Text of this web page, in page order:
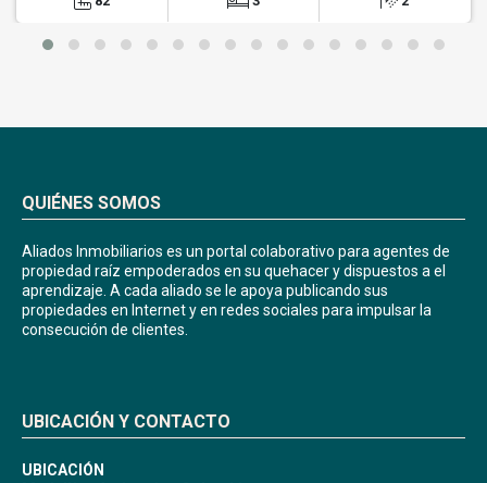
QUIÉNES SOMOS
Aliados Inmobiliarios es un portal colaborativo para agentes de
propiedad raíz empoderados en su quehacer y dispuestos a el
aprendizaje. A cada aliado se le apoya publicando sus
propiedades en Internet y en redes sociales para impulsar la
consecución de clientes.
UBICACIÓN Y CONTACTO
UBICACIÓN